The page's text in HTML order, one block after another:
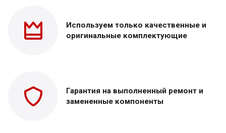
Используем только качественные и
оригинальные комплектующие
Гарантия на выполненный ремонт и
замененные компоненты